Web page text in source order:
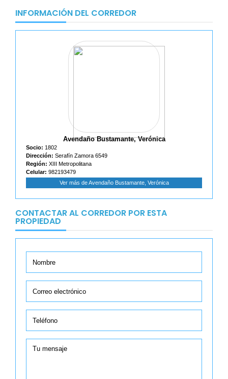
INFORMACIÓN DEL CORREDOR
Avendaño Bustamante, Verónica
Socio: 1802
Dirección: Serafín Zamora 6549
Región: XIII Metropolitana
Celular: 982193479
Ver más de Avendaño Bustamante, Verónica
CONTACTAR AL CORREDOR POR ESTA
PROPIEDAD